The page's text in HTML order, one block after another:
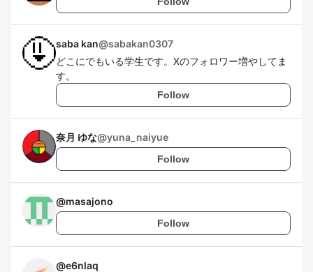
saba kan@sabakan0307
どこにでもいる学生です。Xのフォロワー増やしてま
す。
Follow
奈月 ゆな@yuna_naiyue
Follow
@masajono
Follow
@e6nlaq